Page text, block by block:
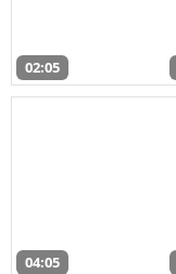
02:05
04:05